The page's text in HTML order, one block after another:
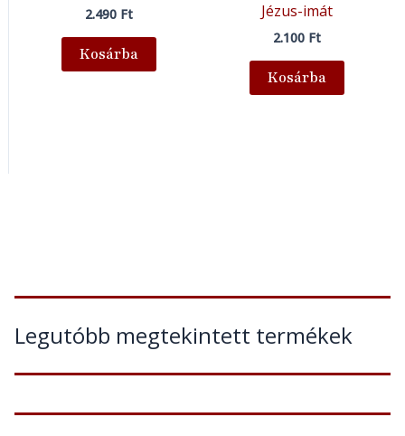
Legutóbb megtekintett termékek
2.490 Ft
Kosárba
Jézus-imát
2.100 Ft
Kosárba